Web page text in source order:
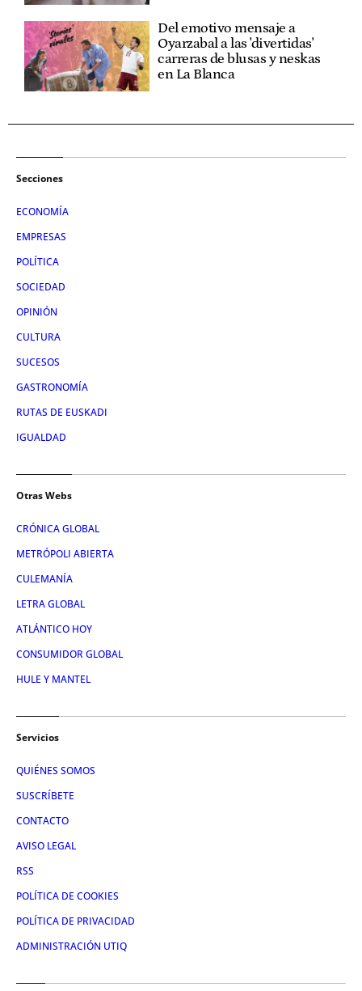
Del emotivo mensaje a
Oyarzabal a las 'divertidas'
carreras de blusas y neskas
en La Blanca
Secciones
ECONOMÍA
EMPRESAS
POLÍTICA
SOCIEDAD
OPINIÓN
CULTURA
SUCESOS
GASTRONOMÍA
RUTAS DE EUSKADI
IGUALDAD
Otras Webs
CRÓNICA GLOBAL
METRÓPOLI ABIERTA
CULEMANÍA
LETRA GLOBAL
ATLÁNTICO HOY
CONSUMIDOR GLOBAL
HULE Y MANTEL
Servicios
QUIÉNES SOMOS
SUSCRÍBETE
CONTACTO
AVISO LEGAL
RSS
POLÍTICA DE COOKIES
POLÍTICA DE PRIVACIDAD
ADMINISTRACIÓN UTIQ